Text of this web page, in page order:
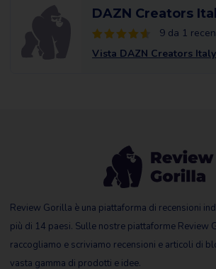
DAZN Creators
9 da 1
Vista DAZN Creators Italy
Review Gorilla è una piattaforma di recensioni
più di 14 paesi. Sulle nostre piattaforme Review
raccogliamo e scriviamo recensioni e articoli di
vasta gamma di prodotti e idee.